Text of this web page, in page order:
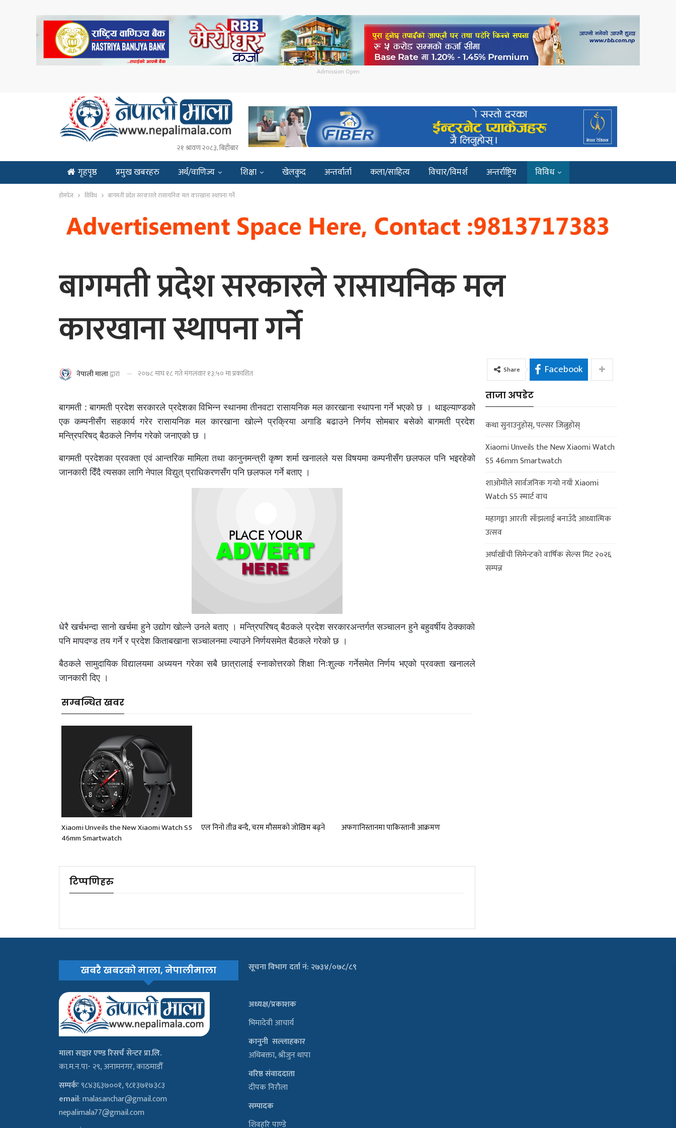
Admission Open
२१ श्रावण २०८३, बिहीबार
गृहपृष्ठ प्रमुख खबरहरु अर्थ/वाणिज्य शिक्षा खेलकुद अन्तर्वार्ता कला/साहित्य विचार/विमर्श अन्तर्राष्ट्रिय
विविध
ENGLISH
होमपेज विविध बागमती प्रदेश सरकारले रासायनिक मल कारखाना स्थापना गर्ने
बागमती प्रदेश सरकारले रासायनिक मल
कारखाना स्थापना गर्ने
नेपाली मालाद्वारा २०७८ माघ १८ गते मंगलवार १३:५० मा प्रकाशित Share Facebook
बागमती : बागमती प्रदेश सरकारले प्रदेशका विभिन्न स्थानमा तीनवटा रासायनिक मल कारखाना स्थापना गर्ने भएको छ । थाइल्याण्डको
एक कम्पनीसँग सहकार्य गरेर रासायनिक मल कारखाना खोल्ने प्रक्रिया अगाडि बढाउने निर्णय सोमबार बसेको बागमती प्रदेश
मन्त्रिपरिषद् बैठकले निर्णय गरेको जनाएको छ ।
बागमती प्रदेशका प्रवक्ता एवं आन्तरिक मामिला तथा कानुनमन्त्री कृष्ण शर्मा खनालले यस विषयमा कम्पनीसँग छलफल पनि भइरहेको
जानकारी दिँदै त्यसका लागि नेपाल विद्युत् प्राधिकरणसँग पनि छलफल गर्ने बताए ।
धेरै खर्चभन्दा सानो खर्चमा हुने उद्योग खोल्ने उनले बताए । मन्त्रिपरिषद् बैठकले प्रदेश सरकारअन्तर्गत सञ्चालन हुने बहुवर्षीय ठेक्काको
पनि मापदण्ड तय गर्ने र प्रदेश किताबखाना सञ्चालनमा ल्याउने निर्णयसमेत बैठकले गरेको छ ।
बैठकले सामुदायिक विद्यालयमा अध्ययन गरेका सबै छात्रालाई स्नाकोत्तरको शिक्षा निःशुल्क गर्नेसमेत निर्णय भएको प्रवक्ता खनालले
जानकारी दिए ।
सम्बन्धित खवर
Xiaomi Unveils the New Xiaomi Watch S5
46mm Smartwatch
एल निनो तीव्र बन्दै, चरम मौसमको जोखिम बढ्ने अफगानिस्तानमा पाकिस्तानी आक्रमण
टिप्पणिहरु
ताजा अपडेट
कथा सुनाउनुहोस्, पल्सर जित्नुहोस्
Xiaomi Unveils the New Xiaomi Watch
S5 46mm Smartwatch
शाओमीले सार्वजनिक गर्‍यो नयाँ Xiaomi
Watch S5 स्मार्ट वाच
महागङ्गा आरतीः साँझलाई बनाउँदै आध्यात्मिक
उत्सव
अर्घाखाँची सिमेन्टको वार्षिक सेल्स मिट २०२६
सम्पन्न
खबरै खबरको माला, नेपालीमाला
माला सञ्चार एण्ड रिसर्च सेन्टर प्रा.लि.
का.म.न.पा- २९, अनामनगर, काठमाडौँ
सम्पर्कः९८४३६३७००१, ९८१३७१७३८३
email:malasanchar@gmail.com
nepalimala77@gmail.com
सूचना विभाग दर्ता नं: २७३४/०७८/८९
अध्यक्ष/प्रकाशक
भिमादेवी आचार्य
कानुनी सल्लाहकार
अधिबक्ता, श्रीजुन थापा
वरिष्ठ संवाददाता
दीपक निरौला
सम्पादक
शिवहरि पाण्डे